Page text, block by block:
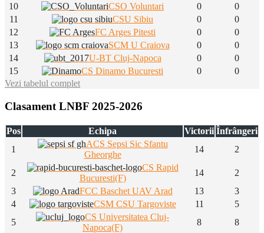
10
CSO Voluntari 0
0
11
CSU Sibiu 0
0
12
FC Arges Pitesti 0
0
13
SCM U Craiova 0
0
14
U-BT Cluj-Napoca 0
0
15
CS Dinamo Bucuresti 0
0
Vezi tabelul complet
Clasament LNBF 2025-2026
Pos Echipa Victorii Înfrângeri
1
ACS Sepsi Sic Sfantu
Gheorghe
14 2
2
CS Rapid
Bucuresti(F)
14
2
3
FCC Baschet UAV Arad 13
3
4
CSM CSU Targoviste 11
5
5
CS Universitatea Cluj-
Napoca(F)
8
8